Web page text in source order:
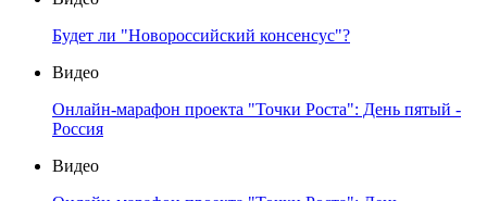
Будет ли "Новороссийский консенсус"?
Видео
Онлайн-марафон проекта "Точки Роста": День пятый -
Россия
Видео